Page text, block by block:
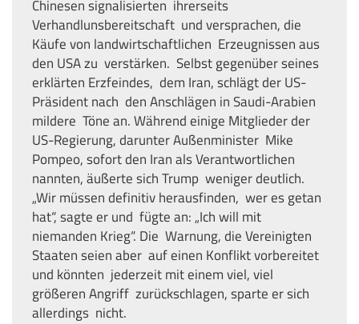
Chinesen signalisierten ihrerseits
Verhandlunsbereitschaft und versprachen, die
Käufe von landwirtschaftlichen Erzeugnissen aus
den USA zu verstärken. Selbst gegenüber seines
erklärten Erzfeindes, dem Iran, schlägt der US-
Präsident nach den Anschlägen in Saudi-Arabien
mildere Töne an. Während einige Mitglieder der
US-Regierung, darunter Außenminister Mike
Pompeo, sofort den Iran als Verantwortlichen
nannten, äußerte sich Trump weniger deutlich.
„Wir müssen definitiv herausfinden, wer es getan
hat“, sagte er und fügte an: „Ich will mit
niemanden Krieg“. Die Warnung, die Vereinigten
Staaten seien aber auf einen Konflikt vorbereitet
und könnten jederzeit mit einem viel, viel
größeren Angriff zurückschlagen, sparte er sich
allerdings nicht.